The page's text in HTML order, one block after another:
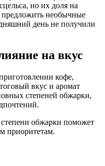
но их доля на
необычные
день не получили
на вкус
кофе,
вкус и аромат
степеней обжарки,
обжарки поможет
приоритетам.